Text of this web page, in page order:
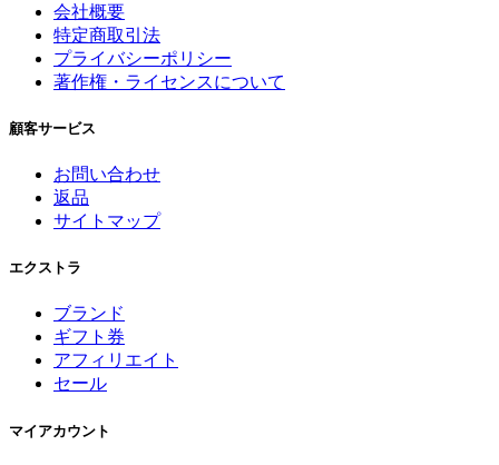
会社概要
特定商取引法
プライバシーポリシー
著作権・ライセンスについて
顧客サービス
お問い合わせ
返品
サイトマップ
エクストラ
ブランド
ギフト券
アフィリエイト
セール
マイアカウント